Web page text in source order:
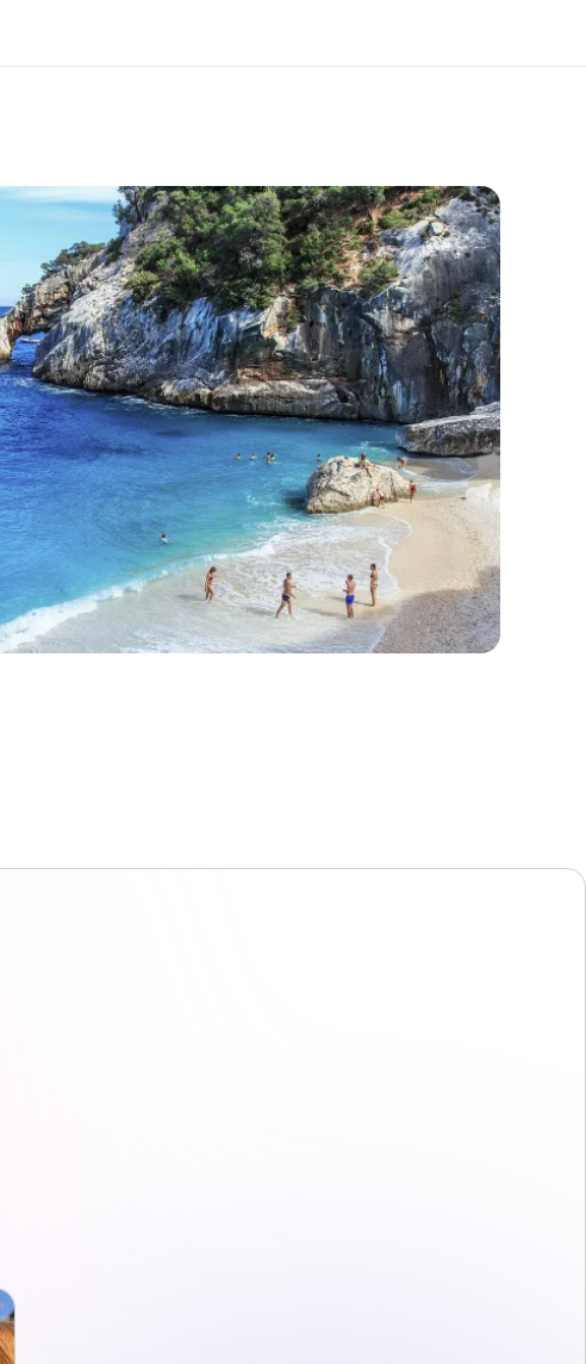
Quiénes somos Únete al equipo